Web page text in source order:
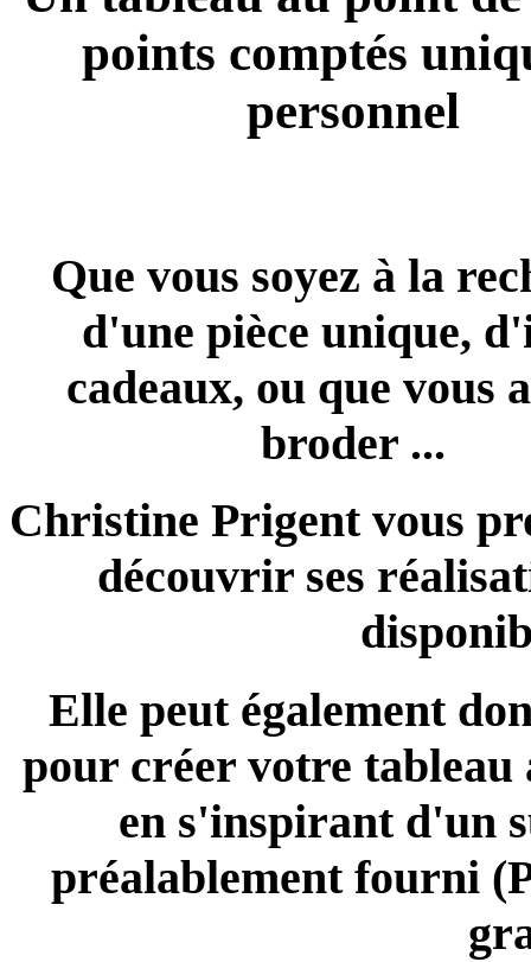
points comptés
personnel
Que vous soyez à la
d'une pièce unique,
cadeaux, ou que vous
broder ...
Christine Prigent vous
découvrir ses
Elle peut également
pour créer votre tableau
en s'inspirant d'un
préalablement fourni